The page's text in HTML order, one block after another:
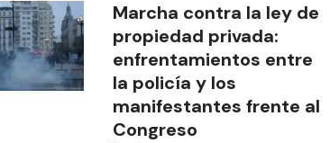
Marcha contra la ley de
propiedad privada:
enfrentamientos entre
la policía y los
manifestantes frente al
Congreso